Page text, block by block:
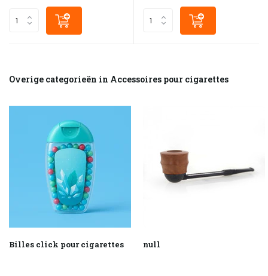
Overige categorieën in Accessoires pour cigarettes
Billes click pour cigarettes null